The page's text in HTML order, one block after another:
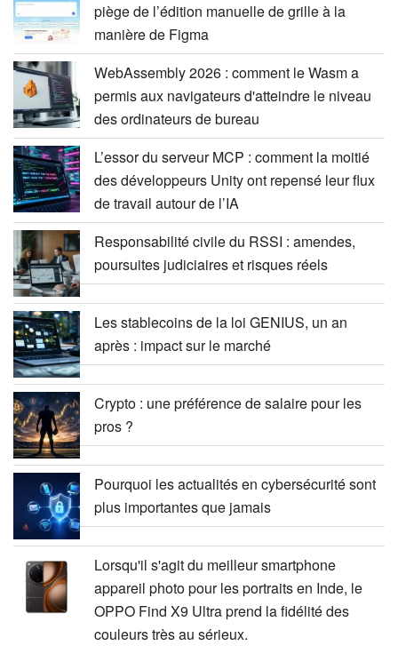
piège de l’édition manuelle de grille à la
manière de Figma
WebAssembly 2026 : comment le Wasm a
permis aux navigateurs d'atteindre le niveau
des ordinateurs de bureau
L’essor du serveur MCP : comment la moitié
des développeurs Unity ont repensé leur flux
de travail autour de l’IA
Responsabilité civile du RSSI : amendes,
poursuites judiciaires et risques réels
Les stablecoins de la loi GENIUS, un an
après : impact sur le marché
Crypto : une préférence de salaire pour les
pros ?
Pourquoi les actualités en cybersécurité sont
plus importantes que jamais
Lorsqu'il s'agit du meilleur smartphone
appareil photo pour les portraits en Inde, le
OPPO Find X9 Ultra prend la fidélité des
couleurs très au sérieux.